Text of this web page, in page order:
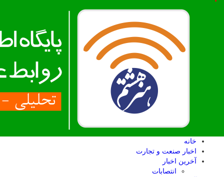
خانه
اخبار صنعت و تجارت
آخرین اخبار
انتصابات